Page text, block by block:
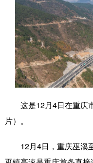
公益 一带一
文化产业
地方频道
北京 天津
辽宁 吉林
山东 河南
这是12月4日在重庆市
片）。
12月4日，重庆巫溪至